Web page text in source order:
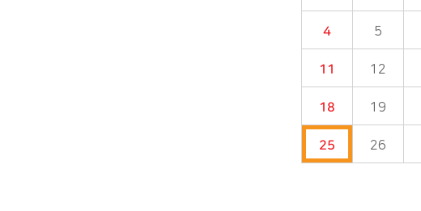
4 5
11 12
18 19
25 26